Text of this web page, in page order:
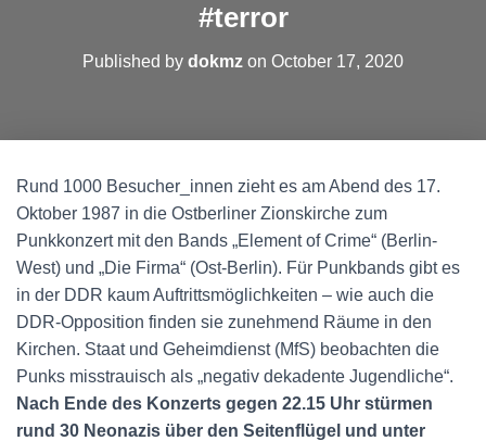
#terror
Published by dokmz on October 17, 2020
Rund 1000 Besucher_innen zieht es am Abend des 17.
Oktober 1987 in die Ostberliner Zionskirche zum
Punkkonzert mit den Bands „Element of Crime“ (Berlin-
West) und „Die Firma“ (Ost-Berlin). Für Punkbands gibt es
in der DDR kaum Auftrittsmöglichkeiten – wie auch die
DDR-Opposition finden sie zunehmend Räume in den
Kirchen. Staat und Geheimdienst (MfS) beobachten die
Punks misstrauisch als „negativ dekadente Jugendliche“.
Nach Ende des Konzerts gegen 22.15 Uhr stürmen
rund 30 Neonazis über den Seitenflügel und unter